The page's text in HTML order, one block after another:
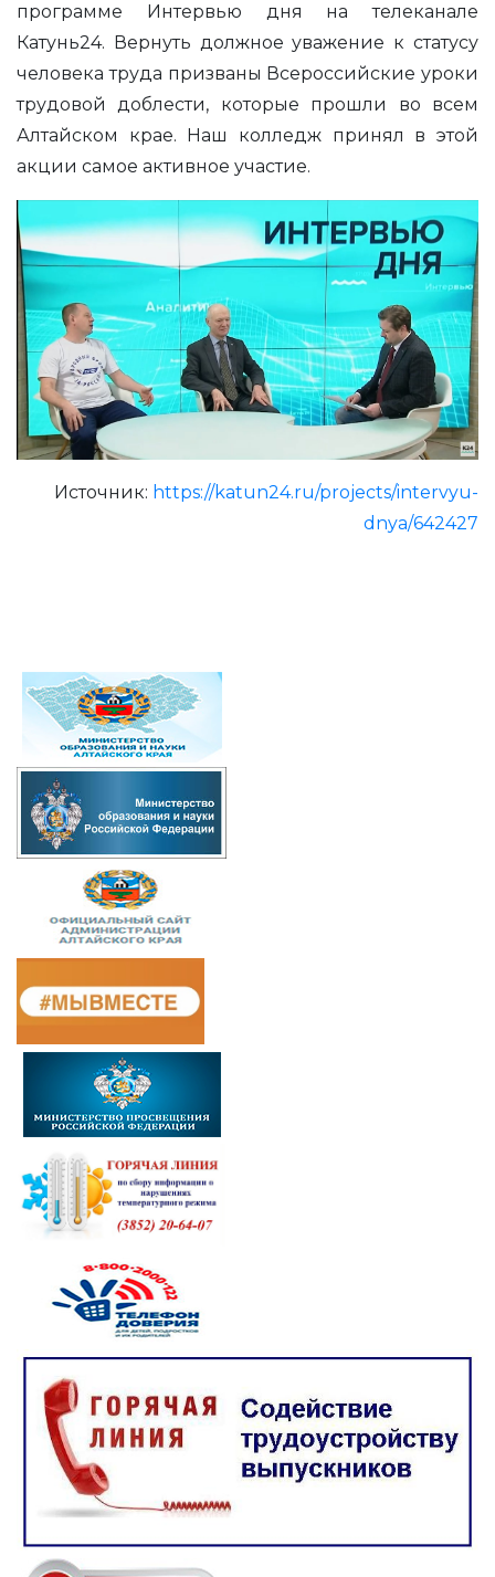
программе Интервью дня на телеканале
Катунь24.
Вернуть должное уважение к статусу
человека труда призваны Всероссийские уроки
трудовой доблести, которые прошли во всем
Алтайском крае. Наш колледж принял в этой
акции самое активное участие.
Источник: https://katun24.ru/projects/intervyu-
dnya/642427